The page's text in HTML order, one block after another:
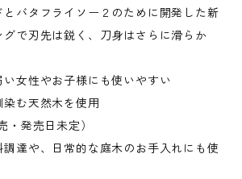
バタフライソー２のために開発した新
グで刃先は鋭く、刀身はさらに滑らか
女性やお子様にも使いやすい
む天然木を使用
・発売日未定）
達や、日常的な庭木のお手入れにも使